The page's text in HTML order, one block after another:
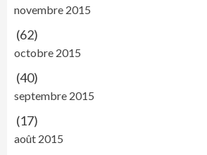
novembre 2015
(62)
octobre 2015
(40)
septembre 2015
(17)
août 2015